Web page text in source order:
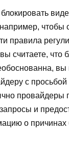
чтобы
правила
считаете, что
с
провайдеры
и
о причинах